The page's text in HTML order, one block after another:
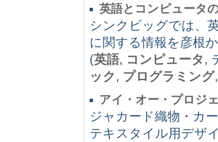
英語とコンピュータ
シンクビッグでは、
に関する情報を彦根
(英語, コンピュータ ,
ック , プログラミング
アイ・オー・プロジ
ジャカード織物・カ
テキスタイル用デザ